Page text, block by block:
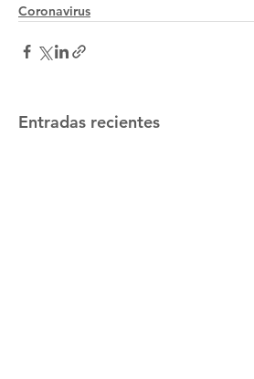
Coronavirus
Entradas recientes